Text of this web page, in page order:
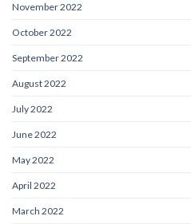
November 2022
October 2022
September 2022
August 2022
July 2022
June 2022
May 2022
April 2022
March 2022